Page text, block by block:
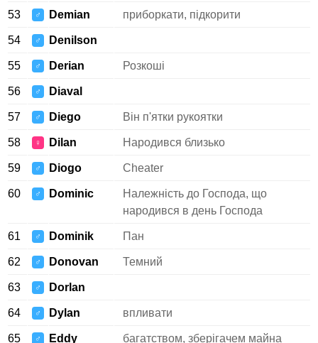
53 ♂ Demian приборкати, підкорити
54 ♂ Denilson
55 ♂ Derian Розкоші
56 ♂ Diaval
57 ♂ Diego Він п'ятки рукоятки
58 ♀ Dilan Народився близько
59 ♂ Diogo Cheater
60 ♂ Dominic
Належність до Господа, що
народився в день Господа
61 ♂ Dominik Пан
62 ♂ Donovan Темний
63 ♂ Dorlan
64 ♂ Dylan впливати
65 ♂ Eddy багатством, зберігачем майна